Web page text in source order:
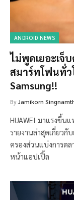
ANDROID NEWS
ไม่พูดเยอะเจ็
สมาร์ทโฟนทั่ว
Samsung!!
ByJamikorn
HUAWEI มาแรงขึ้น
รายงานล่าสุดเกี่ยวกั
ครองส่วนแบ่งการตล
หน้าแอปเปิ้ล